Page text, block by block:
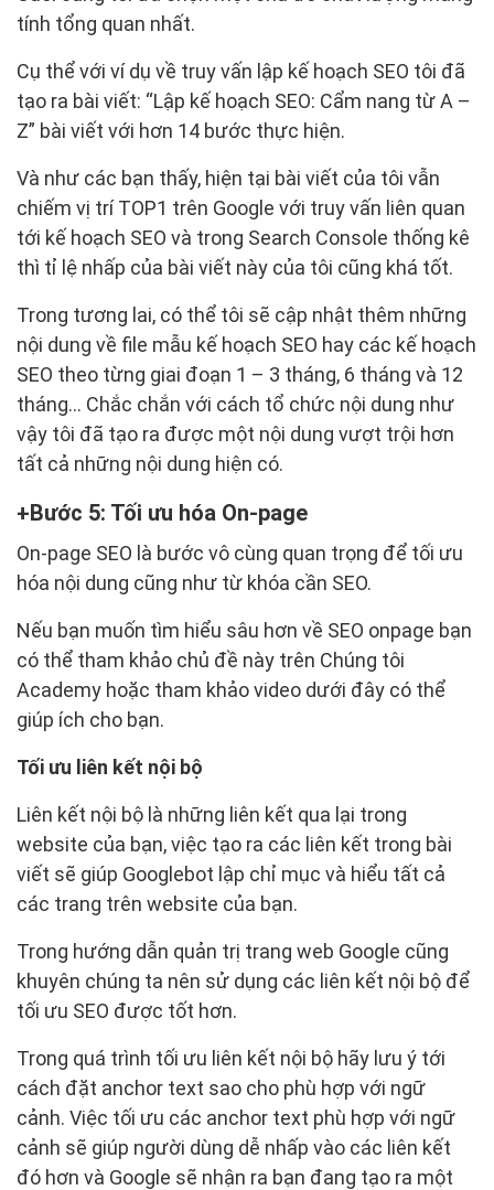
tính tổng quan nhất.
Cụ thể với ví dụ về truy vấn lập kế hoạch SEO tôi đã
tạo ra bài viết: “Lập kế hoạch SEO: Cẩm nang từ A –
Z” bài viết với hơn 14 bước thực hiện.
Và như các bạn thấy, hiện tại bài viết của tôi vẫn
chiếm vị trí TOP1 trên Google với truy vấn liên quan
tới kế hoạch SEO và trong Search Console thống kê
thì tỉ lệ nhấp của bài viết này của tôi cũng khá tốt.
Trong tương lai, có thể tôi sẽ cập nhật thêm những
nội dung về file mẫu kế hoạch SEO hay các kế hoạch
SEO theo từng giai đoạn 1 – 3 tháng, 6 tháng và 12
tháng… Chắc chắn với cách tổ chức nội dung như
vậy tôi đã tạo ra được một nội dung vượt trội hơn
tất cả những nội dung hiện có.
Bước 5: Tối ưu hóa On-page
On-page SEO là bước vô cùng quan trọng để tối ưu
hóa nội dung cũng như từ khóa cần SEO.
Nếu bạn muốn tìm hiểu sâu hơn về SEO onpage bạn
có thể tham khảo chủ đề này trên Chúng tôi
Academy hoặc tham khảo video dưới đây có thể
giúp ích cho bạn.
Tối ưu liên kết nội bộ
Liên kết nội bộ là những liên kết qua lại trong
website của bạn, việc tạo ra các liên kết trong bài
viết sẽ giúp Googlebot lập chỉ mục và hiểu tất cả
các trang trên website của bạn.
Trong hướng dẫn quản trị trang web Google cũng
khuyên chúng ta nên sử dụng các liên kết nội bộ để
tối ưu SEO được tốt hơn.
Trong quá trình tối ưu liên kết nội bộ hãy lưu ý tới
cách đặt anchor text sao cho phù hợp với ngữ
cảnh. Việc tối ưu các anchor text phù hợp với ngữ
cảnh sẽ giúp người dùng dễ nhấp vào các liên kết
đó hơn và Google sẽ nhận ra bạn đang tạo ra một